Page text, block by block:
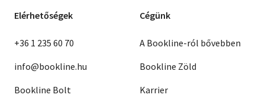
Elérhetőségek
+36 1 235 60 70
info@bookline.hu
Bookline Bolt
Cégünk
A Bookline-ról bővebben
Bookline Zöld
Karrier